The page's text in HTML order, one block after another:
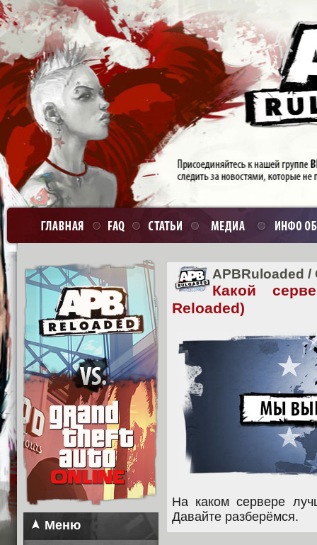
Меню
APBRuloaded /
Какой
Reloaded)
На каком сервере
Давайте разберёмся.